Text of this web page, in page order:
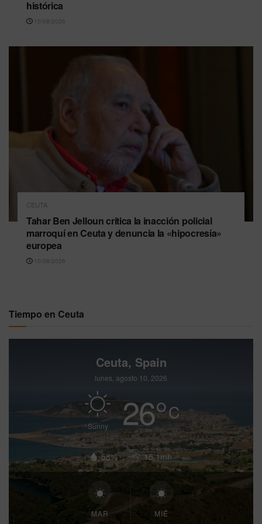
histórica
10/08/2026
CEUTA
Tahar Ben Jelloun critica la inacción policial
marroquí en Ceuta y denuncia la «hipocresía»
europea
10/08/2026
Tiempo en Ceuta
Ceuta, Spain
lunes, agosto 10, 2026
Sunny 26°C
58% 15.1mh
MAR MIÉ